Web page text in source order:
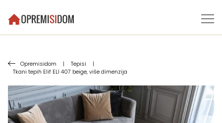
Opremisidom | Tepisi
|
Tkani tepih Elif ELI 407 beige, više dimenzija